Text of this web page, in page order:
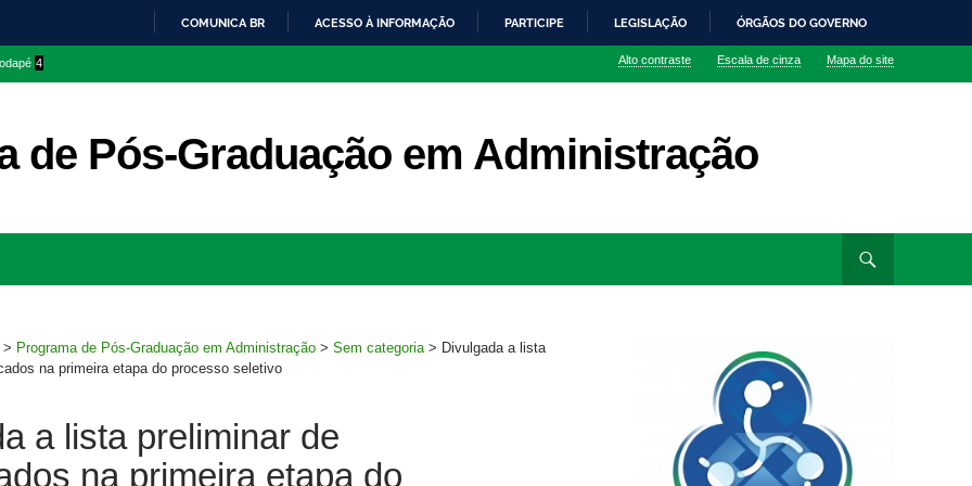
O
COMUNICA BR ACESSO À INFORMAÇÃO PARTICIPE LEGISLAÇÃO ÓRGÃOS DO GOVERNO
4 Alto contraste Escala de cinza Mapa do site
de Pós-Graduação em Administração
> Programa de Pós-Graduação em Administração > Sem categoria > Divulgada a lista
na primeira etapa do processo seletivo
a lista preliminar de
na primeira etapa do